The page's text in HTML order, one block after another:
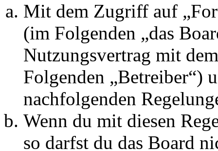
Mit dem Zugriff auf
(im Folgenden „das
Nutzungsvertrag mit
Folgenden „Betreiber“)
nachfolgenden
Wenn du mit diesen
so darfst du das Board